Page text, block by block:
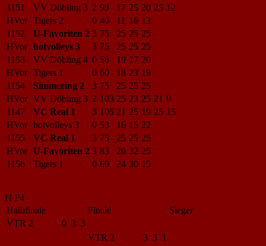
1151
VV Döbling 3 2 99 17 25 20 25 12
HVor Tigers 2 0 40 11 16 13
1152
U-Favoriten 2 3 75 25 25 25
HVor hotvolleys 3 3 75 25 25 25
1153
VV Döbling 4 0 56 19 17 20
HVor Tigers 1 0 60 18 23 19
1154
Simmering 2 3 75 25 25 25
HVor VV Döbling 3 2 103 25 23 25 21 9
1147
VC Real 1 3 105 21 25 19 25 15
HVor hotvolleys 3 0 53 16 15 22
1155
VC Real 1 3 75 25 25 25
HVor U-Favoriten 2 3 83 26 32 25
1156
Tigers 1 0 69 24 30 15
H F4
Halbfinale
Finale
Sieger
VTR 2
0 3 3
VTR 2
3 3 1